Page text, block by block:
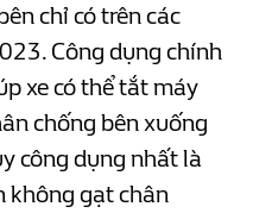
chỉ có trên các
Công dụng chính
xe có thể tắt máy
chống bên xuống
công dụng nhất là
không gạt chân